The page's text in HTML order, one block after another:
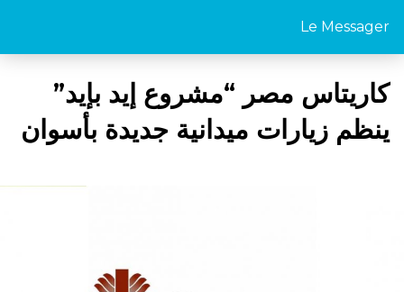
Le Messager
كاريتاس مصر “مشروع إيد بإيد”
ينظم زيارات ميدانية جديدة بأسوان